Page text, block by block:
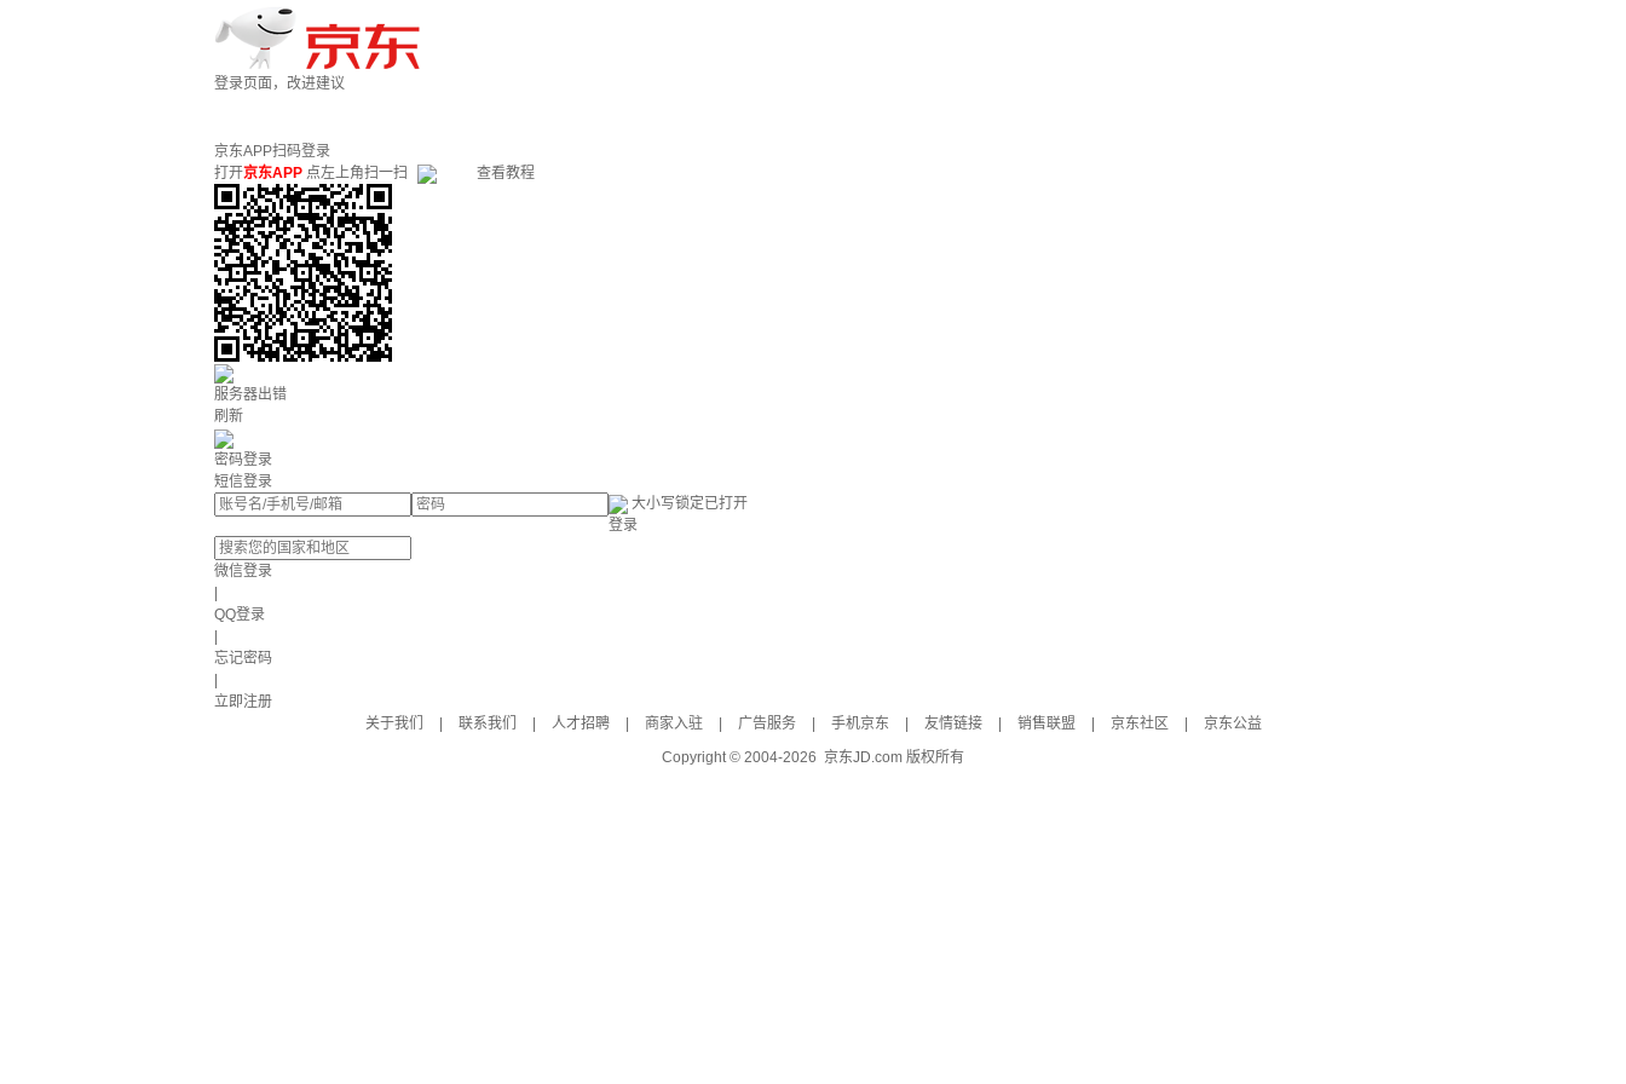
登录页面，改进建议
京东APP扫码登录
打开京东APP 点左上角扫一扫 查看教程
服务器出错
刷新
密码登录
短信登录
大小写锁定已打开
登录
微信登录
QQ登录
忘记密码
立即注册
关于我们
联系我们 人才招聘 商家入驻 广告服务 手机京东 友情链接 销售联盟 京东社区
京东公益
Copyright © 2004-2026 京东JD.com 版权所有